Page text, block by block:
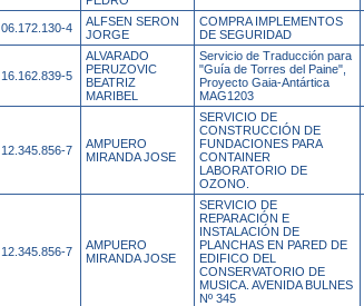
06.172.130-4
ALFSEN SERON
JORGE
COMPRA IMPLEMENTOS
DE SEGURIDAD
16.162.839-5
ALVARADO
PERUZOVIC
BEATRIZ
MARIBEL
Servicio de Traducción para
"Guía de Torres del Paine",
Proyecto Gaia-Antártica
MAG1203
12.345.856-7
AMPUERO
MIRANDA JOSE
SERVICIO DE
CONSTRUCCIÓN DE
FUNDACIONES PARA
CONTAINER
LABORATORIO DE
OZONO.
12.345.856-7
AMPUERO
MIRANDA JOSE
SERVICIO DE
REPARACIÓN E
INSTALACIÓN DE
PLANCHAS EN PARED DE
EDIFICO DEL
CONSERVATORIO DE
MUSICA. AVENIDA BULNES
Nº 345